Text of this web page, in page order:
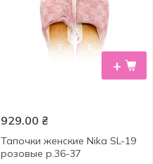
+
929.00 ₴
Тапочки женские Nika SL-19
розовые р.36-37